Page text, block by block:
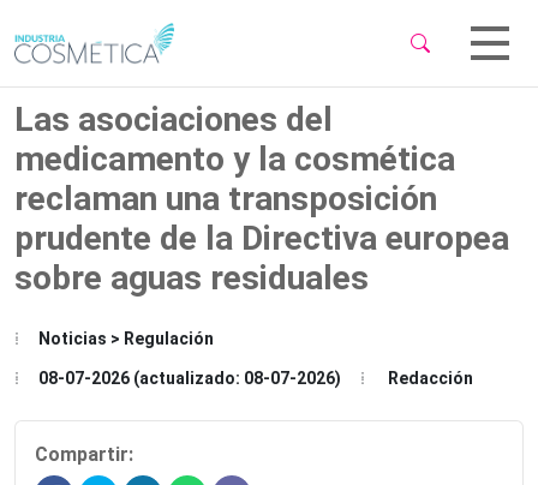
Menu
Menu
Las asociaciones del
medicamento y la cosmética
reclaman una transposición
prudente de la Directiva europea
sobre aguas residuales
Noticias > Regulación
08-07-2026 (actualizado: 08-07-2026) Redacción
Compartir: